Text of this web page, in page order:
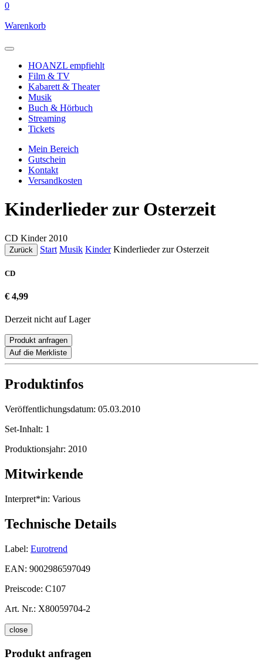
0
Warenkorb
HOANZL empfiehlt
Film & TV
Kabarett & Theater
Musik
Buch & Hörbuch
Streaming
Tickets
Mein Bereich
Gutschein
Kontakt
Versandkosten
Kinderlieder zur Osterzeit
CD Kinder 2010
Zurück Start Musik Kinder Kinderlieder zur Osterzeit
CD
€ 4,99
Derzeit nicht auf Lager
Produkt anfragen
Auf die Merkliste
Produktinfos
Veröffentlichungsdatum: 05.03.2010
Set-Inhalt: 1
Produktionsjahr: 2010
Mitwirkende
Interpret*in: Various
Technische Details
Label: Eurotrend
EAN: 9002986597049
Preiscode: C107
Art. Nr.: X80059704-2
close
Produkt anfragen